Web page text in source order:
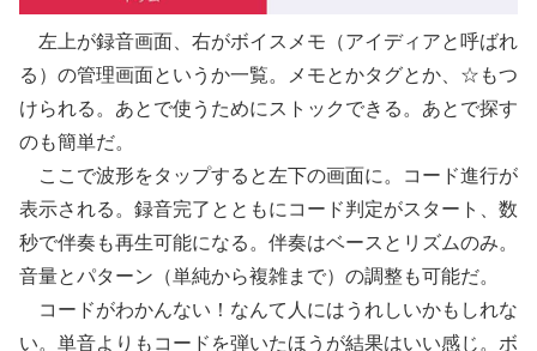
左上が録音画面、右がボイスメモ（アイディアと呼ばれ
る）の管理画面というか一覧。メモとかタグとか、☆もつ
けられる。あとで使うためにストックできる。あとで探す
のも簡単だ。
ここで波形をタップすると左下の画面に。コード進行が
表示される。録音完了とともにコード判定がスタート、数
秒で伴奏も再生可能になる。伴奏はベースとリズムのみ。
音量とパターン（単純から複雑まで）の調整も可能だ。
コードがわかんない！なんて人にはうれしいかもしれな
い。単音よりもコードを弾いたほうが結果はいい感じ。ボ